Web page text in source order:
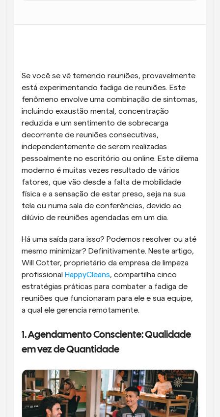
Automatizar agendamento e lembretes
Reuniões Instantâneas
Reunião com clientes em minutos
Links de Grupo Dinâmico
Agende reuniões de forma fluida com várias pessoas
Webhooks
Receba notificações quando algo acontecer
Se você se vê temendo reuniões, provavelmente
está experimentando fadiga de reuniões. Este
fenômeno envolve uma combinação de sintomas,
incluindo exaustão mental, concentração
reduzida e um sentimento de sobrecarga
decorrente de reuniões consecutivas,
independentemente de serem realizadas
pessoalmente no escritório ou online. Este dilema
moderno é muitas vezes resultado de vários
fatores, que vão desde a falta de mobilidade
física e a sensação de estar preso, seja na sua
tela ou numa sala de conferências, devido ao
dilúvio de reuniões agendadas em um dia.
Há uma saída para isso? Podemos resolver ou até
mesmo minimizar? Definitivamente. Neste artigo,
Will Cotter, proprietário da empresa de limpeza
profissional
HappyCleans, compartilha cinco
estratégias práticas para combater a fadiga de
reuniões que funcionaram para ele e sua equipe,
a qual ele gerencia remotamente.
1. Agendamento Consciente: Qualidade
em vez de Quantidade